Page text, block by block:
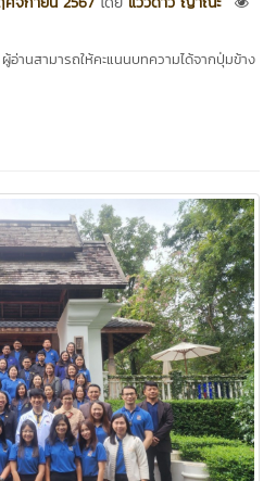
ผู้อ่านสามารถให้คะแนนบทความได้จากปุ่มข้าง